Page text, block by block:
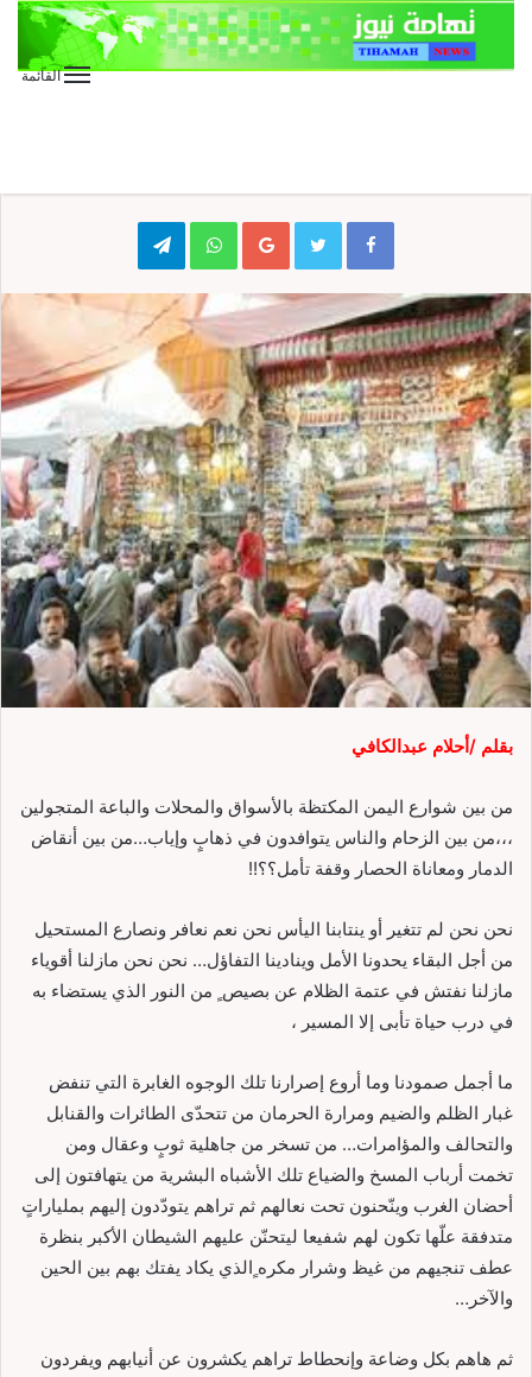
القائمة
Google+
WhatsApp
Telegram
بقلم /أحلام عبدالكافي
من بين شوارع اليمن المكتظة بالأسواق والمحلات والباعة المتجولين
،،،من بين الزحام والناس يتوافدون في ذهابٍ وإياب…من بين أنقاض
الدمار ومعاناة الحصار وقفة تأمل؟؟!!
نحن نحن لم تتغير أو ينتابنا اليأس نحن نعم نعافر ونصارع المستحيل
من أجل البقاء يحدونا الأمل وينادينا التفاؤل… نحن نحن مازلنا أقوياء
مازلنا نفتش في عتمة الظلام عن بصيص ٍ من النور الذي يستضاء به
في درب حياة تأبى إلا المسير ،
ما أجمل صمودنا وما أروع إصرارنا تلك الوجوه الغابرة التي تنفض
غبار الظلم والضيم ومرارة الحرمان من تتحدّى الطائرات والقنابل
والتحالف والمؤامرات… من تسخر من جاهلية ثوبٍ وعقال ومن
تخمت أرباب المسخ والضياع تلك الأشباه البشرية من يتهافتون إلى
أحضان الغرب وينّحنون تحت نعالهم ثم تراهم يتودّدون إليهم بملياراتٍ
متدفقة علّها تكون لهم شفيعا ليتحنّن عليهم الشيطان الأكبر بنظرة
عطف تنجيهم من غيظ وشرار مكره ٍالذي يكاد يفتك بهم بين الحين
والآخر…
ثم هاهم بكل وضاعة وإنحطاط تراهم يكشرون عن أنيابهم ويفردون